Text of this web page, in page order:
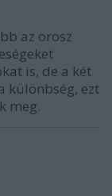
az orosz
is, de a két
különbség, ezt
meg.